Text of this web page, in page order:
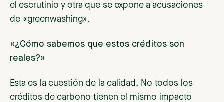
el escrutinio y otra que se expone a acusaciones
de «greenwashing».
«¿Cómo sabemos que estos créditos son
reales?»
Esta es la cuestión de la calidad. No todos los
créditos de carbono tienen el mismo impacto